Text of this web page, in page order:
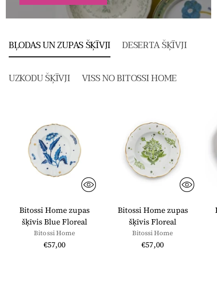
BĻODAS UN ZUPAS ŠĶĪVJI DESERTA ŠĶĪVJI
UZKODU ŠĶĪVJI VISS NO BITOSSI HOME
Bitossi Home zupas
šķīvis Blue Floreal
Bitossi Home
€57,00
Bitossi Home zupas
šķīvis Floreal
Bitossi Home
€57,00